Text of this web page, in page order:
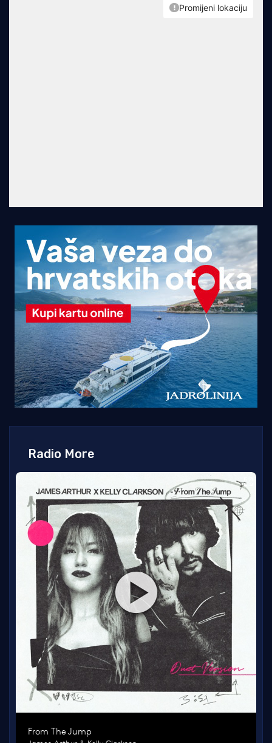
Radio More